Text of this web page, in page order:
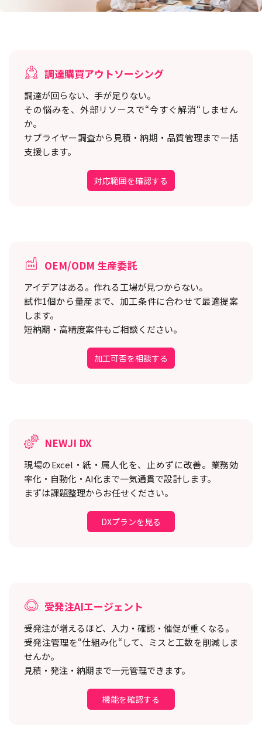
調達購買アウトソーシング
調達が回らない、手が足りない。
その悩みを、外部リソースで“今すぐ解消“しません
か。
サプライヤー調査から見積・納期・品質管理まで一括
支援します。
対応範囲を確認する
OEM/ODM 生産委託
アイデアはある。作れる工場が見つからない。
試作1個から量産まで、加工条件に合わせて最適提案
します。
短納期・高精度案件もご相談ください。
加工可否を相談する
NEWJI DX
現場のExcel・紙・属人化を、止めずに改善。 業務効
率化・自動化・AI化まで一気通貫で設計します。
まずは課題整理からお任せください。
DXプランを見る
受発注AIエージェント
受発注が増えるほど、入力・確認・催促が重くなる。
受発注管理を“仕組み化“して、ミスと工数を削減しま
せんか。
見積・発注・納期まで一元管理できます。
機能を確認する